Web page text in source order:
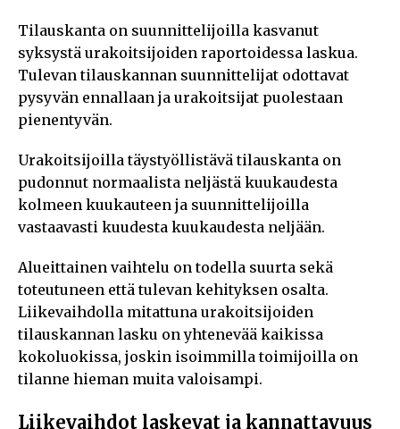
Tilauskanta on suunnittelijoilla kasvanut
syksystä urakoitsijoiden raportoidessa laskua.
Tulevan tilauskannan suunnittelijat odottavat
pysyvän ennallaan ja urakoitsijat puolestaan
pienentyvän.
Urakoitsijoilla täystyöllistävä tilauskanta on
pudonnut normaalista neljästä kuukaudesta
kolmeen kuukauteen ja suunnittelijoilla
vastaavasti kuudesta kuukaudesta neljään.
Alueittainen vaihtelu on todella suurta sekä
toteutuneen että tulevan kehityksen osalta.
Liikevaihdolla mitattuna urakoitsijoiden
tilauskannan lasku on yhtenevää kaikissa
kokoluokissa, joskin isoimmilla toimijoilla on
tilanne hieman muita valoisampi.
Liikevaihdot laskevat ja kannattavuus